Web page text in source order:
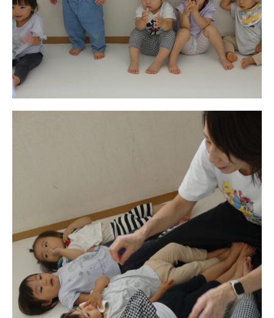
お知らせ
今日の幼稚園
園児募集要項